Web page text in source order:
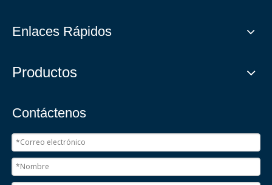
Enlaces Rápidos
Productos
Contáctenos